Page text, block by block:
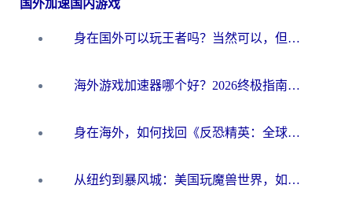
国外加速国内游戏
身在国外可以玩王者吗？当然可以，但你需要这份“加速”指南
海外游戏加速器哪个好？2026终极指南帮你畅玩国服+解决卡顿难题
身在海外，如何找回《反恐精英：全球攻势》国服的丝滑手感？一份给你的终极指南
从纽约到暴风城：美国玩魔兽世界，如何找到你的最佳网络航线